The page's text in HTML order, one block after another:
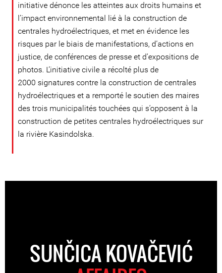
initiative dénonce les atteintes aux droits humains et
l’impact environnemental lié à la construction de
centrales hydroélectriques, et met en évidence les
risques par le biais de manifestations, d’actions en
justice, de conférences de presse et d’expositions de
photos. L’initiative civile a récolté plus de
2000 signatures contre la construction de centrales
hydroélectriques et a remporté le soutien des maires
des trois municipalités touchées qui s’opposent à la
construction de petites centrales hydroélectriques sur
la rivière Kasindolska.
SUNČICA KOVAČEVIĆ